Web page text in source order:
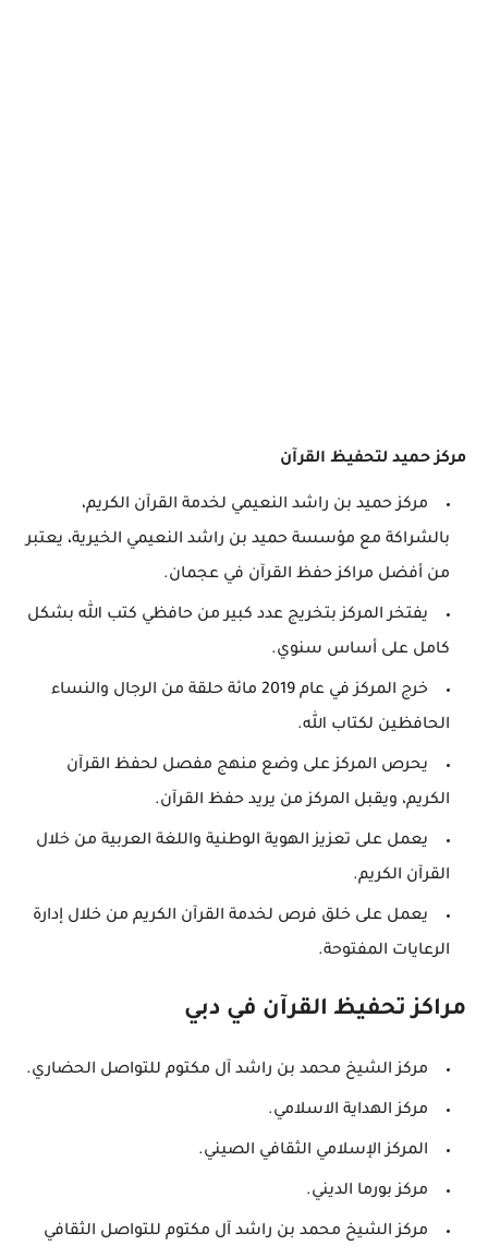
مركز حميد لتحفيظ القرآن
مركز حميد بن راشد النعيمي لخدمة القرآن الكريم،
بالشراكة مع مؤسسة حميد بن راشد النعيمي الخيرية، يعتبر
من أفضل مراكز حفظ القرآن في عجمان.
يفتخر المركز بتخريج عدد كبير من حافظي كتب الله بشكل
كامل على أساس سنوي.
خرج المركز في عام 2019 مائة حلقة من الرجال والنساء
الحافظين لكتاب الله.
يحرص المركز على وضع منهج مفصل لحفظ القرآن
الكريم، ويقبل المركز من يريد حفظ القرآن.
يعمل على تعزيز الهوية الوطنية واللغة العربية من خلال
القرآن الكريم.
يعمل على خلق فرص لخدمة القرآن الكريم من خلال إدارة
الرعايات المفتوحة.
مراكز تحفيظ القرآن في دبي
مركز الشيخ محمد بن راشد آل مكتوم للتواصل الحضاري.
مركز الهداية الاسلامي.
المركز الإسلامي الثقافي الصيني.
مركز بورما الديني.
مركز الشيخ محمد بن راشد آل مكتوم للتواصل الثقافي